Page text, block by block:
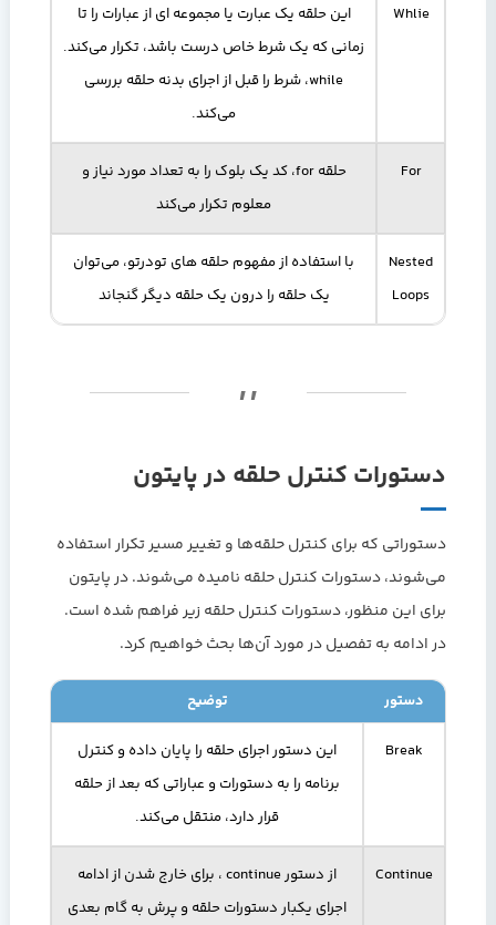
Whlie
این حلقه یک عبارت یا مجموعه ای از عبارات را تا
زمانی که یک شرط خاص درست باشد، تکرار می‌کند.
while، شرط را قبل از اجرای بدنه حلقه بررسی
می‌کند.
For
حلقه for، کد یک بلوک را به تعداد مورد نیاز و
معلوم تکرار می‌کند
Nested
Loops
با استفاده از مفهوم حلقه های تودرتو، می‌توان
یک حلقه را درون یک حلقه دیگر گنجاند
دستورات کنترل حلقه در پایتون
دستوراتی که برای کنترل حلقه‌ها و تغییر مسیر تکرار استفاده
می‌شوند، دستورات کنترل حلقه نامیده می‌شوند. در پایتون
برای این منظور، دستورات کنترل حلقه زیر فراهم شده است.
در ادامه به تفصیل در مورد آن‌ها بحث خواهیم کرد.
دستور توضیح
Break
این دستور اجرای حلقه را پایان داده و کنترل
برنامه را به دستورات و عباراتی که بعد از حلقه
قرار دارد، منتقل می‌کند.
Continue
از دستور continue ، برای خارج شدن از ادامه
اجرای يکبار دستورات حلقه و پرش به گام بعدی